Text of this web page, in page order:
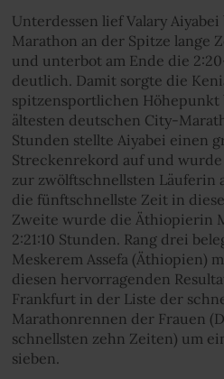
Unterdessen lief Valary
Marathon an der Spitze lange
und unterbot am Ende die
deutlich. Damit sorgte die
spitzensportlichen Höhepunkt
ältesten deutschen City-
Stunden stellte Aiyabei einen
Streckenrekord auf und
zur zwölftschnellsten Läuferin
die fünftschnellste Zeit in
Zweite wurde die Äthiopierin
2:21:10 Stunden. Rang drei
Meskerem Assefa (Äthiopien)
diesen hervorragenden
Frankfurt in der Liste der
Marathonrennen der Frauen
schnellsten zehn Zeiten) um
sieben.